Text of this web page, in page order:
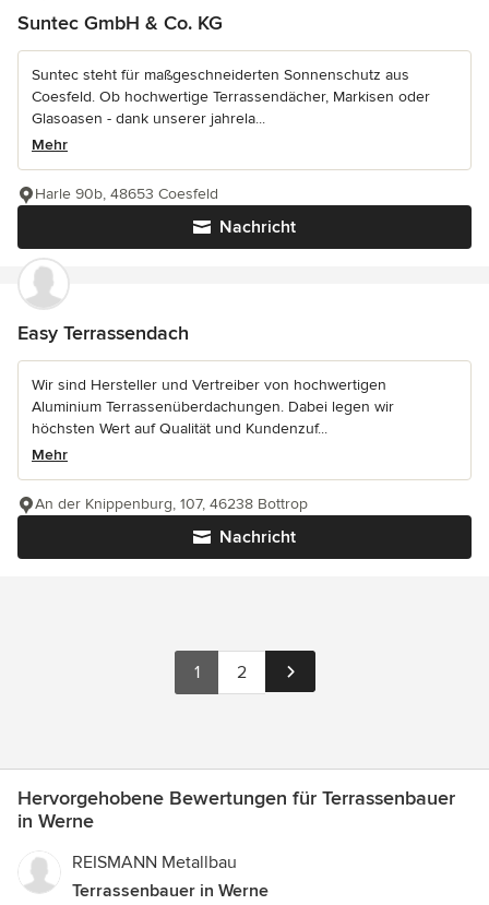
Suntec GmbH & Co. KG
Suntec steht für maßgeschneiderten Sonnenschutz aus
Coesfeld. Ob hochwertige Terrassendächer, Markisen oder
Glasoasen - dank unserer jahrela...
Mehr
Nachricht
Harle 90b, 48653 Coesfeld
Easy Terrassendach
Wir sind Hersteller und Vertreiber von hochwertigen
Aluminium Terrassenüberdachungen. Dabei legen wir
höchsten Wert auf Qualität und Kundenzuf...
Mehr
Nachricht
An der Knippenburg, 107, 46238 Bottrop
1 2
Hervorgehobene Bewertungen für Terrassenbauer
in Werne
REISMANN Metallbau
Terrassenbauer in Werne